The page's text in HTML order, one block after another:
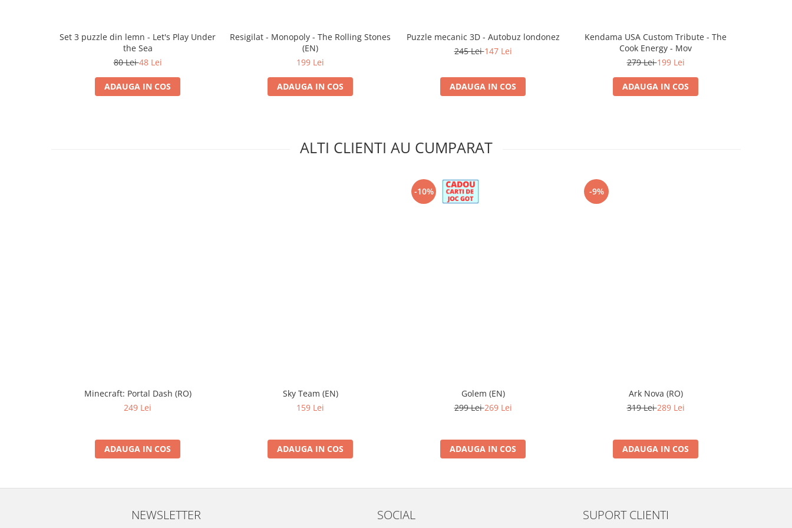
Set 3 puzzle din lemn - Let's Play Under
the Sea
80 Lei48 Lei
ADAUGA IN COS
Resigilat - Monopoly - The Rolling Stones
(EN)
199 Lei
ADAUGA IN COS
Puzzle mecanic 3D - Autobuz londonez
245 Lei147 Lei
ADAUGA IN COS
Kendama USA Custom Tribute - The
Cook Energy - Mov
279 Lei199 Lei
ADAUGA IN COS
ALTI CLIENTI AU CUMPARAT
Minecraft: Portal Dash (RO)
249 Lei
ADAUGA IN COS
Sky Team (EN)
159 Lei
ADAUGA IN COS
-10%
Golem (EN)
299 Lei269 Lei
ADAUGA IN COS
-9%
Ark Nova (RO)
319 Lei289 Lei
ADAUGA IN COS
NEWSLETTER SOCIAL SUPORT CLIENTI